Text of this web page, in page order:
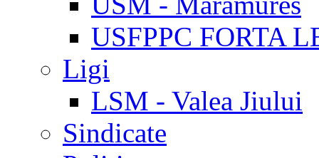
USFPPC FORTA
Ligi
LSM - Valea Jiului
Sindicate